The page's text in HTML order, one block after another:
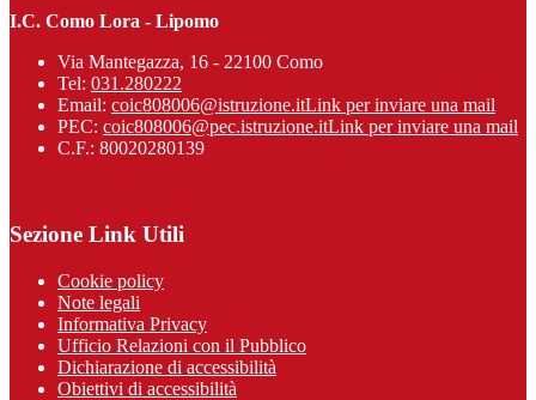
I.C. Como Lora - Lipomo
Via Mantegazza, 16 - 22100 Como
Tel: 031.280222
Email: coic808006@istruzione.itLink per inviare una mail
PEC: coic808006@pec.istruzione.itLink per inviare una mail
C.F.: 80020280139
Sezione Link Utili
Cookie policy
Note legali
Informativa Privacy
Ufficio Relazioni con il Pubblico
Dichiarazione di accessibilità
Obiettivi di accessibilità